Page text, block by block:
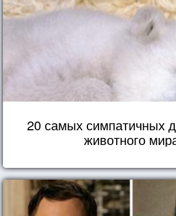
20 самых симпатичных
животного